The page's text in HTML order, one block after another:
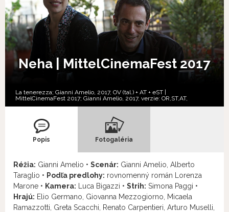
Neha | MittelCinemaFest 2017
La tenerezza; Gianni Amelio, 2017, OV (tal.) + AT + eST |
MittelCinemaFest 2017; Gianni Amelio, 2017, verzie: OR, ST,AT,
Popis Fotogaléria
Réžia: Gianni Amelio • Scenár: Gianni Amelio, Alberto
Taraglio • Podľa predlohy: rovnomenný román Lorenza
Marone • Kamera: Luca Bigazzi • Strih: Simona Paggi •
Hrajú: Elio Germano, Giovanna Mezzogiorno, Micaela
Ramazzotti, Greta Scacchi, Renato Carpentieri, Arturo Muselli,